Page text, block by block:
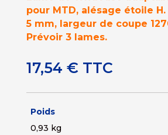
pour MTD, alésage étoile
5 mm, largeur de coupe
Prévoir 3 lames.
17,54 € TTC
Poids
0,93 kg